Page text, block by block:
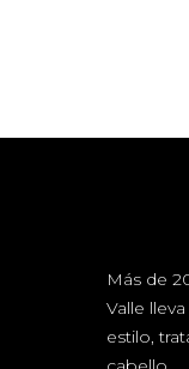
Más de
Valle
estilo,